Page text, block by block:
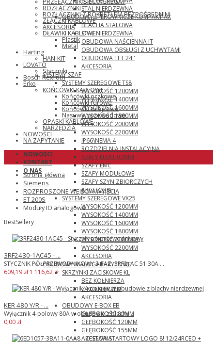
STAL NIERDZEWNA
OBUDOWY STEROWNICZE KOMPAKT AX
BLACHA STALOWA
STAL NIERDZEWNA
OBUDOWA NAŚCIENNA IT
OBUDOWA OBSŁUGI Z UCHWYTAMI
OBUDOWA TFT 24''
AKCESORIA
SYSTEMY SZAF
SYSTEMY SZEREGOWE TS8
WYSOKOŚĆ 1200MM
WYSOKOŚĆ 1400MM
WYSOKOŚĆ 1600MM
WYSOKOŚĆ 1800MM
WYSOKOŚĆ 2000MM
WYSOKOŚĆ 2200MM
IP66\NEMA 4
ROZDZIELNIA INSTALACYJNA
SZAFY ELEKTRONIKI
SZAFY EMC
SZAFY MODUŁOWE
SZAFY SZYN ZBIORCZYCH
AKCESORIA
SYSTEMY SZEREGOWE VX25
WYSOKOŚĆ 1200MM
WYSOKOŚĆ 1400MM
WYSOKOŚĆ 1600MM
WYSOKOŚĆ 1800MM
WYSOKOŚĆ 2000MM
WYSOKOŚĆ 2200MM
AKCESORIA
OBUDOWY MAŁOGABARYTOWE
SKRZYNKI ZACISKOWE KL
BEZ KOŁNIERZA
Z KOŁNIERZEM
AKCESORIA
OBUDOWY E-BOX EB
GŁĘBOKOŚĆ 80MM
GŁĘBOKOŚĆ 120MM
GŁĘBOKOŚĆ 155MM
AKCESORIA
PRZEŁĄCZNIK SIEĆ\AGREGAT
ROZŁĄCZNIKI
ROZŁĄCZNIKI Z POKRĘTŁEM BEZPOŚREDNIM
ZŁĄCZKI KABLOWE
AKCESORIA
DŁAWIKI KABLOWE
Plastik
Metal
Harting
HAN-KIT
LOVATO
Styczniki
Bosch Rexroth
Erko
KOŃCÓWKI KABLOWE
Końcówki oczkowe
Końcówki rurowe
Końcówki tulejkowe
Nasuwki przewodowe
OPASKI KABLOWE
NARZĘDZIA
NOWOŚCI
NA ZAPYTANIE
NOWOŚCI
KONTAKT
O NAS
Strona główna
Siemens
ROZPROSZONE WEJŚCIA\WYJŚCIA
ET 200S
Moduły IO analogowe
BestSellery
3RF2430-1AC45 - ...
STYCZNIK PÓŁPRZEWODNIKOWY 3-FAZ. 3RF2, AC 51 30A ...
609,19 zł 1 116,62 zł
KER 480 Y/R - ...
Wyłącznik 4-polowy 80A w obudowie z blachy ...
0,00 zł